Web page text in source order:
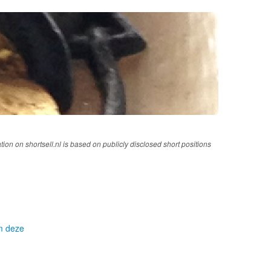
on shortsell.nl is based on publicly disclosed short positions
deze